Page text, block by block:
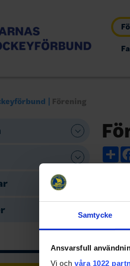
Samtycke
Ansvarsfull
Vi och våra 1022
Förening